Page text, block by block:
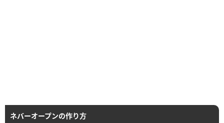
ネバーオープンの作り方